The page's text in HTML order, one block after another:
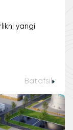
yangi
Batafsil